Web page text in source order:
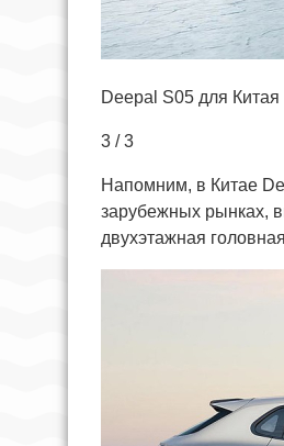
Deepal S05 для Китая
3 / 3
Напомним, в Китае
зарубежных рынках,
двухэтажная